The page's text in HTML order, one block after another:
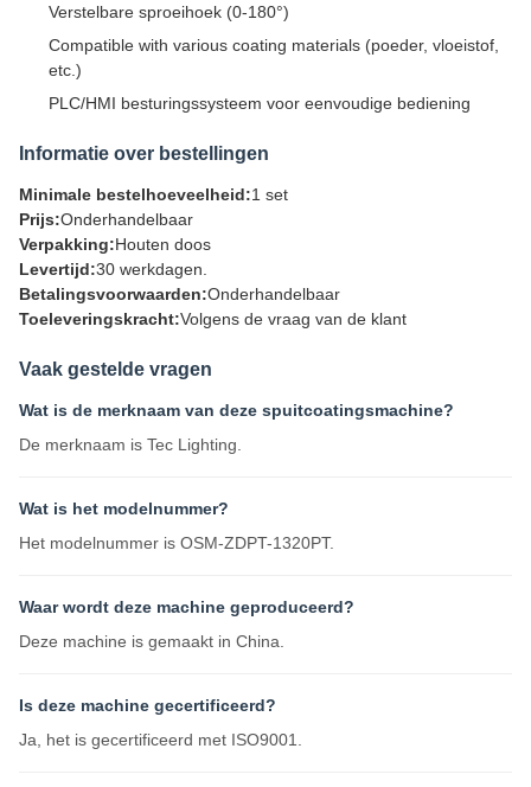
Verstelbare sproeihoek (0-180°)
Compatible with various coating materials (poeder, vloeistof,
etc.)
PLC/HMI besturingssysteem voor eenvoudige bediening
Informatie over bestellingen
Minimale bestelhoeveelheid:1 set
Prijs:Onderhandelbaar
Verpakking:Houten doos
Levertijd:30 werkdagen.
Betalingsvoorwaarden:Onderhandelbaar
Toeleveringskracht:Volgens de vraag van de klant
Vaak gestelde vragen
Wat is de merknaam van deze spuitcoatingsmachine?
De merknaam is Tec Lighting.
Wat is het modelnummer?
Het modelnummer is OSM-ZDPT-1320PT.
Waar wordt deze machine geproduceerd?
Deze machine is gemaakt in China.
Is deze machine gecertificeerd?
Ja, het is gecertificeerd met ISO9001.